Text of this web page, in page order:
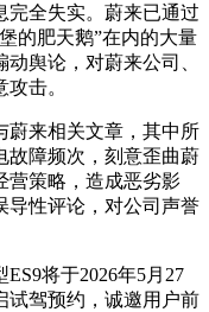
完全失实。蔚来已通过
的肥天鹅”在内的大量
舆论，对蔚来公司、
击。
蔚来相关文章，其中所
故障频次，刻意歪曲蔚
营策略，造成恶劣影
导性评论，对公司声誉
将于2026年5月27
试驾预约，诚邀用户前